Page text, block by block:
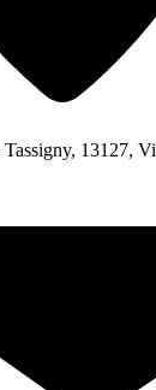
13127,